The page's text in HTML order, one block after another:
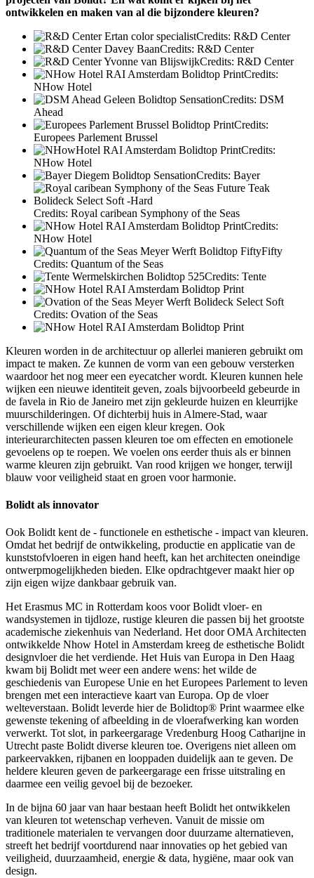
ontwikkelen en maken van al die bijzondere kleuren?
Credits: R&D Center
Credits: R&D Center
Credits: R&D Center
Credits:
NHow Hotel
Credits: DSM
Ahead
Credits:
Europees Parlement Brussel
Credits:
NHow Hotel
Credits: Bayer
Credits: Royal caribean Symphony of the Seas
Credits:
NHow Hotel
Credits: Quantum of the Seas
Credits: Tente
Credits: Ovation of the Seas
Kleuren worden in de architectuur op allerlei manieren gebruikt om
impact te maken. Ze kunnen de vorm van een gebouw versterken
waardoor het nog meer een eyecatcher wordt. Kleuren kunnen hele
wijken een nieuwe identiteit geven, zoals bijvoorbeeld gebeurde in
de favela in Rio de Janeiro met zijn gekleurde huizen en kleurrijke
muurschilderingen. Of dichterbij huis in Almere-Stad, waar
verschillende wijken een eigen kleur kregen. Ook
interieurarchitecten passen kleuren toe om effecten en emotionele
gevoelens op te roepen. We voelen ons eerder thuis als er binnen
warme kleuren zijn gebruikt. Van rood krijgen we honger, terwijl
blauw voor veiligheid staat en groen voor harmonie.
Bolidt als innovator
Ook Bolidt kent de - functionele en esthetische - impact van kleuren.
Omdat het bedrijf de ontwikkeling, productie en applicatie van de
kunststofvloeren in eigen hand heeft, kan het architecten oneindige
ontwerpmogelijkheden bieden. Elke opdrachtgever maakt hier op
zijn eigen wijze dankbaar gebruik van.
Het Erasmus MC in Rotterdam koos voor Bolidt vloer- en
wandsystemen in tijdloze, rustige kleuren die passen bij het grootste
academische ziekenhuis van Nederland. Het door OMA Architecten
ontwikkelde Nhow Hotel in Amsterdam kreeg de esthetische Bolidt
designvloer die het verdiende. Het Huis van Europa in Den Haag
kwam bij Bolidt met weer een andere wens: het wilde de
geschiedenis van Europese Unie en het Europees Parlement to leven
brengen met een interactieve kaart van Europa. Op de vloer
welteverstaan. Bolidt leverde hier de Bolidtop® Print waarmee elke
gewenste tekening of afbeelding in de vloerafwerking kan worden
verwerkt. Tot slot, in parkeergarage Vredenburg Hoog Catharijne in
Utrecht paste Bolidt diverse kleuren toe. Overigens niet alleen om
parkeervakken, rijbanen en looppaden duidelijk aan te geven. De
heldere kleuren geven de parkeergarage een frisse uitstraling en
daarmee een veilig gevoel bij de bezoeker.
In de bijna 60 jaar van haar bestaan heeft Bolidt het ontwikkelen
van kleuren tot wetenschap verheven. Vanuit de missie om
traditionele materialen te vervangen door duurzame alternatieven,
streeft het bedrijf voortdurend naar innovaties op het gebied van
veiligheid, duurzaamheid, energie & data, hygiëne, maar ook van
design.